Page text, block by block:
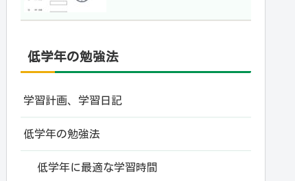
低学年の勉強法
学習計画、学習日記
低学年の勉強法
低学年に最適な学習時間